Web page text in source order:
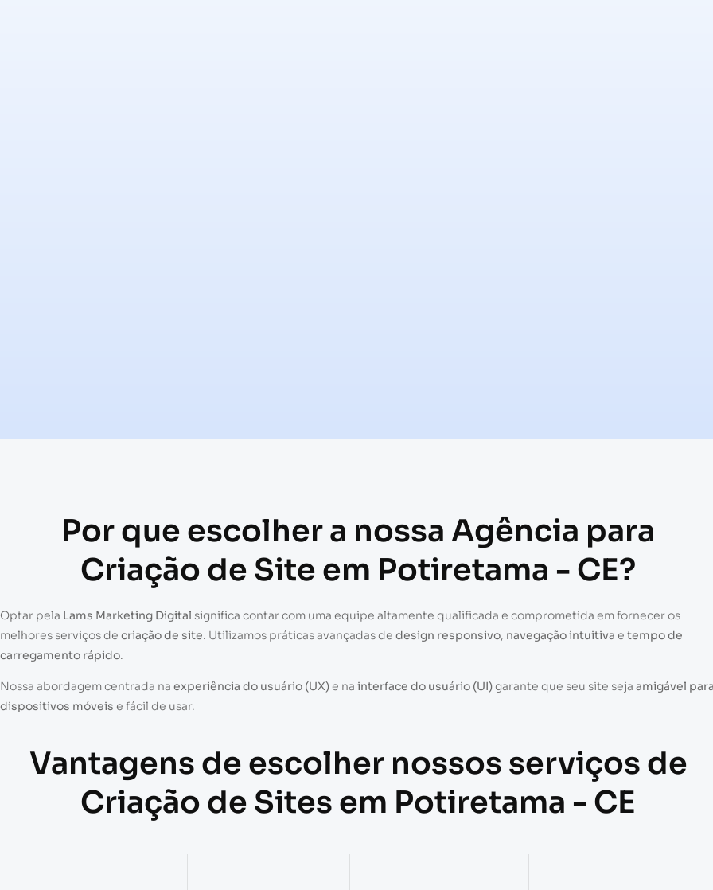
Por que escolher a nossa Agência para
Criação de Site em Potiretama - CE?
Optar pela Lams Marketing Digital significa contar com uma equipe altamente qualificada e comprometida em fornecer os
melhores serviços de criação de site. Utilizamos práticas avançadas de design responsivo, navegação intuitiva e tempo de
carregamento rápido.
Nossa abordagem centrada na experiência do usuário (UX)e na interface do usuário (UI)garante que seu site seja amigável
dispositivos móveis e fácil de usar.
Vantagens de escolher nossos serviços de
Criação de Sites em Potiretama - CE